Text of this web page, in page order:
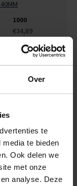
Over
te
te bieden
Ook delen we
met onze
analyse. Deze
1000
€34,89
1000
€45,05